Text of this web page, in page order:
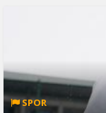
SPOR